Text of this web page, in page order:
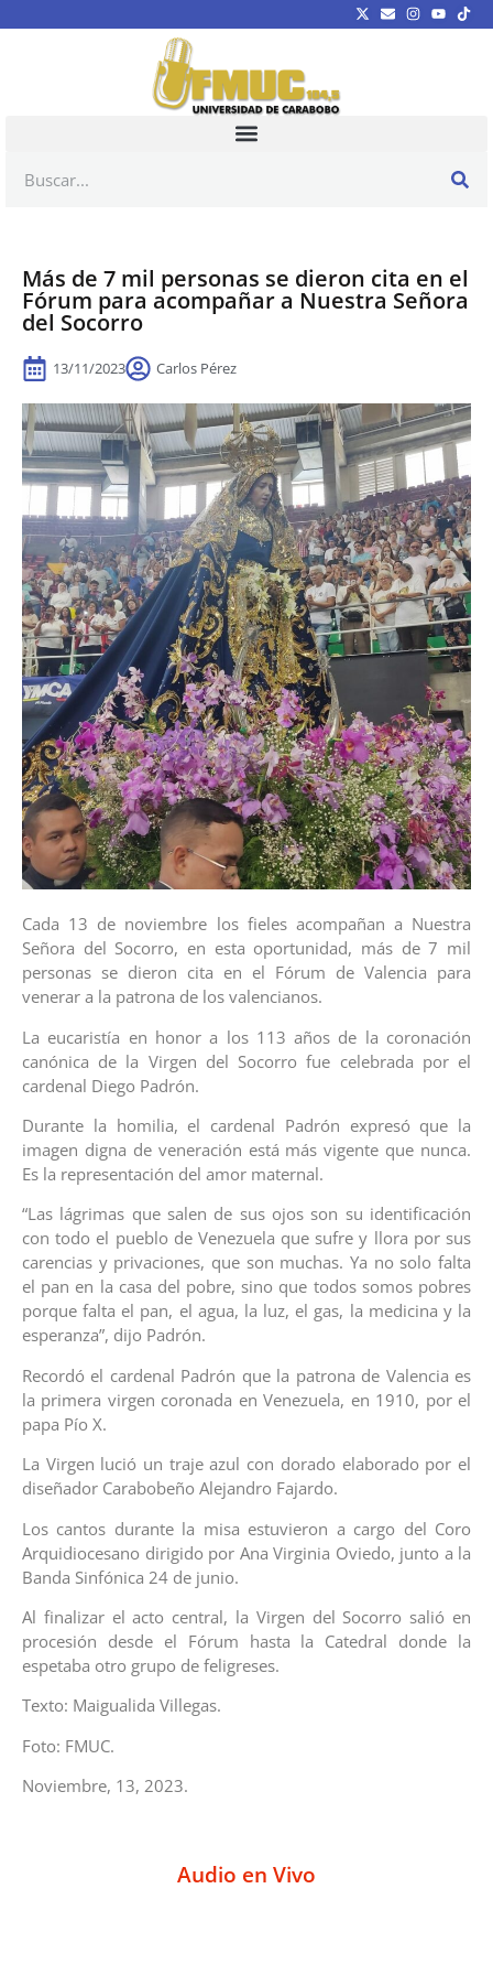
Más de 7 mil personas se dieron cita en el
Fórum para acompañar a Nuestra Señora
del Socorro
13/11/2023 Carlos Pérez
Cada 13 de noviembre los fieles acompañan a Nuestra
Señora del Socorro, en esta oportunidad, más de 7 mil
personas se dieron cita en el Fórum de Valencia para
venerar a la patrona de los valencianos.
La eucaristía en honor a los 113 años de la coronación
canónica de la Virgen del Socorro fue celebrada por el
cardenal Diego Padrón.
Durante la homilia, el cardenal Padrón expresó que la
imagen digna de veneración está más vigente que nunca.
Es la representación del amor maternal.
“Las lágrimas que salen de sus ojos son su identificación
con todo el pueblo de Venezuela que sufre y llora por sus
carencias y privaciones, que son muchas. Ya no solo falta
el pan en la casa del pobre, sino que todos somos pobres
porque falta el pan, el agua, la luz, el gas, la medicina y la
esperanza”, dijo Padrón.
Recordó el cardenal Padrón que la patrona de Valencia es
la primera virgen coronada en Venezuela, en 1910, por el
papa Pío X.
La Virgen lució un traje azul con dorado elaborado por el
diseñador Carabobeño Alejandro Fajardo.
Los cantos durante la misa estuvieron a cargo del Coro
Arquidiocesano dirigido por Ana Virginia Oviedo, junto a la
Banda Sinfónica 24 de junio.
Al finalizar el acto central, la Virgen del Socorro salió en
procesión desde el Fórum hasta la Catedral donde la
espetaba otro grupo de feligreses.
Texto: Maigualida Villegas.
Foto: FMUC.
Noviembre, 13, 2023.
Audio en Vivo